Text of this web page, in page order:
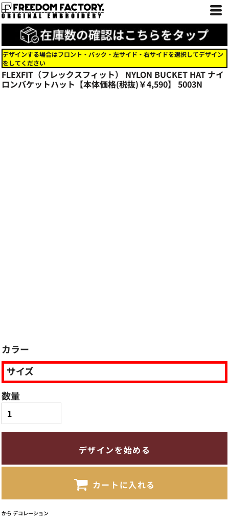
デザインする場合はフロント・バック・左サイド・右サイドを選択してデザイン
をしてください
FLEXFIT（フレックスフィット） NYLON BUCKET HAT ナイ
ロンバケットハット【本体価格(税抜)￥4,590】 5003N
カラー
サイズ
数量
デザインを始める
カートに入れる
から デコレーション